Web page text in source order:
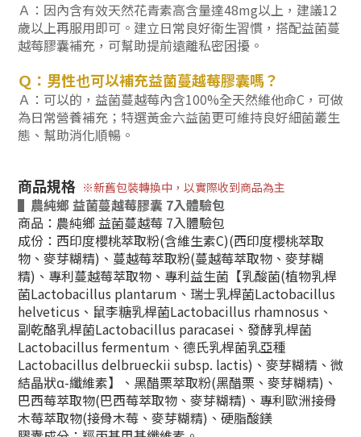
Ａ：因內含有效天然花青素高含量達48mg以上，建議12
歲以上再服用即可。建立日常良好衛生習慣，搭配益菌蔓
越莓膠囊補充，可幫助提前遠離私密困擾。
Ｑ：男性也可以補充益菌蔓越莓膠囊嗎？
Ａ：可以的，益菌蔓越莓內含100%全天然維他命C，可做
為日常營養補充；特選黃金六益菌更可維持良好細菌叢生
態、幫助消化順暢。
商品規格 ※新舊包裝轉換中，以實際收到商品為主
▌農純鄉 益菌蔓越莓膠囊 7入體驗包
商品：農純鄉 益菌蔓越莓 7入體驗包
成份： 西印度櫻桃萃取粉(含維生素C)(西印度櫻桃萃取
物、麥芽糊精)、蔓越莓萃取粉(蔓越莓萃取物、麥芽糊
精)、專利蔓越莓萃取物、專利益生菌【乳酸菌(植物乳桿
菌Lactobacillus plantarum、瑞士乳桿菌Lactobacillus
helveticus、鼠李糖乳桿菌Lactobacillus rhamnosus、
副乾酪乳桿菌Lactobacillus paracasei、發酵乳桿菌
Lactobacillus fermentum、德氏乳桿菌乳亞種
Lactobacillus delbrueckii subsp. lactis)、麥芽糊精、微
結晶狀α-纖維素】、黑醋栗萃取粉(黑醋栗、麥芽糊精)、
巴西莓萃取物(巴西莓萃取物、麥芽糊精)、專利歐洲接骨
木莓萃取物(接骨木莓、麥芽糊精)、硬脂酸鎂